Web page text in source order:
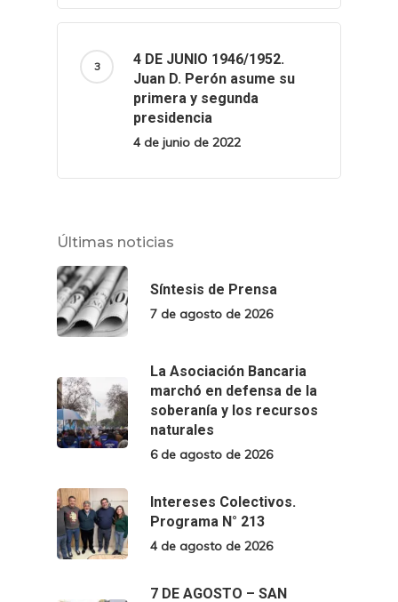
4 DE JUNIO 1946/1952.
Juan D. Perón asume su
primera y segunda
presidencia
4 de junio de 2022
Últimas noticias
Síntesis de Prensa
7 de agosto de 2026
La Asociación Bancaria
marchó en defensa de la
soberanía y los recursos
naturales
6 de agosto de 2026
Intereses Colectivos.
Programa N° 213
4 de agosto de 2026
7 DE AGOSTO – SAN